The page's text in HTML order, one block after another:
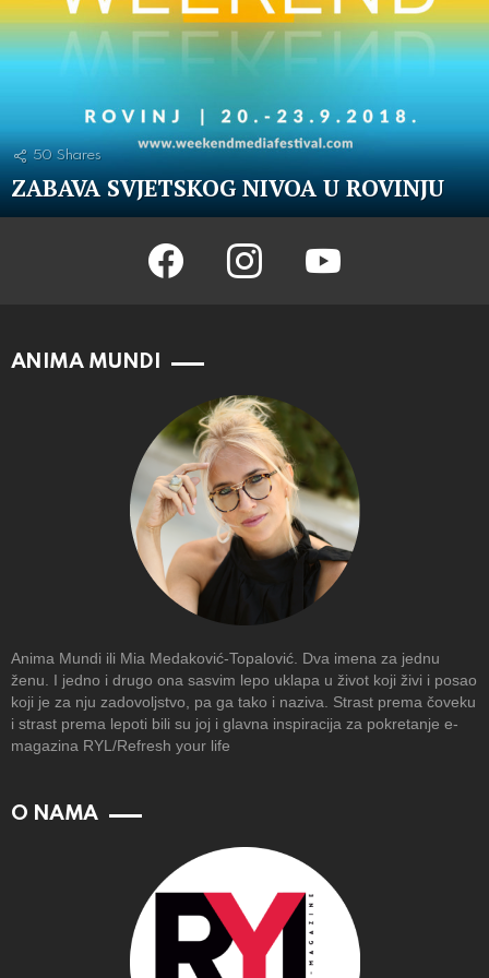
50 Shares
ZABAVA SVJETSKOG NIVOA U ROVINJU
facebook instagram youtube
ANIMA MUNDI
Anima Mundi ili Mia Medaković-Topalović. Dva imena za jednu
ženu. I jedno i drugo ona sasvim lepo uklapa u život koji živi i posao
koji je za nju zadovoljstvo, pa ga tako i naziva. Strast prema čoveku
i strast prema lepoti bili su joj i glavna inspiracija za pokretanje e-
magazina RYL/Refresh your life
O NAMA